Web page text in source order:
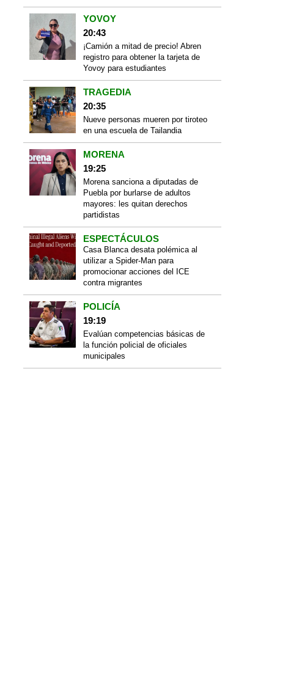
YOVOY
20:43
¡Camión a mitad de precio! Abren
registro para obtener la tarjeta de
Yovoy para estudiantes
TRAGEDIA
20:35
Nueve personas mueren por tiroteo
en una escuela de Tailandia
MORENA
19:25
Morena sanciona a diputadas de
Puebla por burlarse de adultos
mayores: les quitan derechos
partidistas
ESPECTÁCULOS
Casa Blanca desata polémica al
utilizar a Spider-Man para
promocionar acciones del ICE
contra migrantes
POLICÍA
19:19
Evalúan competencias básicas de
la función policial de oficiales
municipales